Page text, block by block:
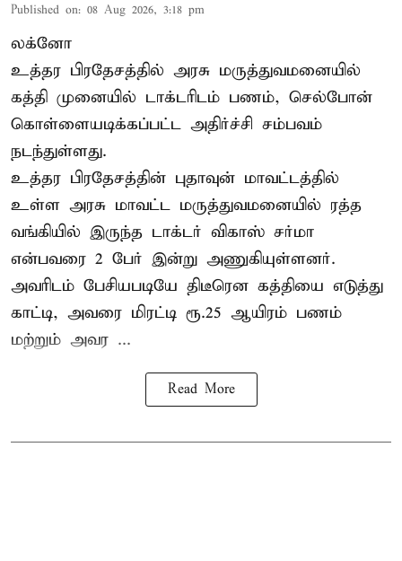
Published on: 08 Aug 2026, 3:18 pm
லக்னோ
உத்தர பிரதேசத்தில் அரசு மருத்துவமனையில்
கத்தி முனையில் டாக்டரிடம் பணம், செல்போன்
கொள்ளையடிக்கப்பட்ட அதிர்ச்சி சம்பவம்
நடந்துள்ளது.
உத்தர பிரதேசத்தின் புதாவுன் மாவட்டத்தில்
உள்ள அரசு மாவட்ட மருத்துவமனையில் ரத்த
வங்கியில் இருந்த டாக்டர் விகாஸ் சர்மா
என்பவரை 2 பேர் இன்று அணுகியுள்ளனர்.
அவரிடம் பேசியபடியே திடீரென கத்தியை எடுத்து
காட்டி, அவரை மிரட்டி ரூ.25 ஆயிரம் பணம்
மற்றும் அவர ...
Read More